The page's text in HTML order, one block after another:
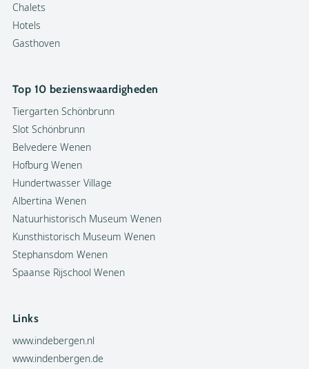
Chalets
Hotels
Gasthoven
Top 10 bezienswaardigheden
Tiergarten Schönbrunn
Slot Schönbrunn
Belvedere Wenen
Hofburg Wenen
Hundertwasser Village
Albertina Wenen
Natuurhistorisch Museum Wenen
Kunsthistorisch Museum Wenen
Stephansdom Wenen
Spaanse Rijschool Wenen
Links
www.indebergen.nl
www.indenbergen.de